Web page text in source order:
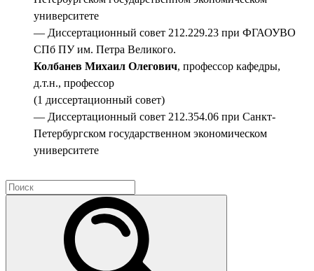
университете
— Диссертационный совет 212.229.23 при ФГАОУВО
СПб ПУ им. Петра Великого.
Колбанев Михаил Олегович, профессор кафедры,
д.т.н., профессор
(1 диссертационный совет)
— Диссертационный совет 212.354.06 при Санкт-
Петербургском государственном экономическом
университете